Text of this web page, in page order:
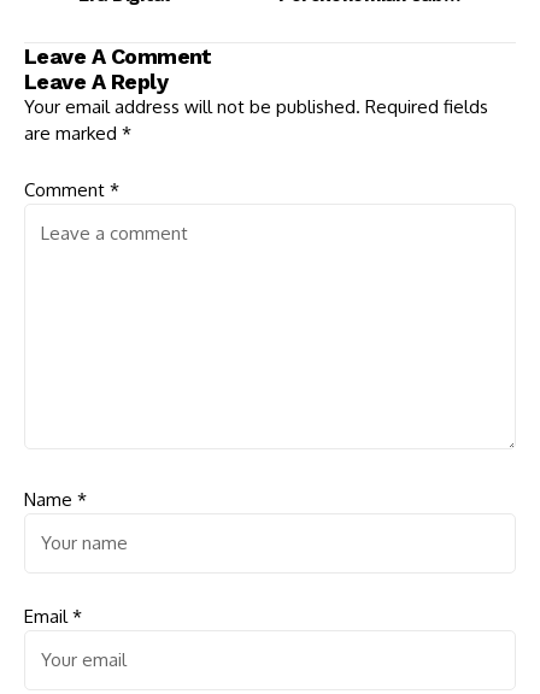
Leave A Comment
Leave A Reply
Your email address will not be published. Required fields
are marked *
Comment *
Name *
Email*